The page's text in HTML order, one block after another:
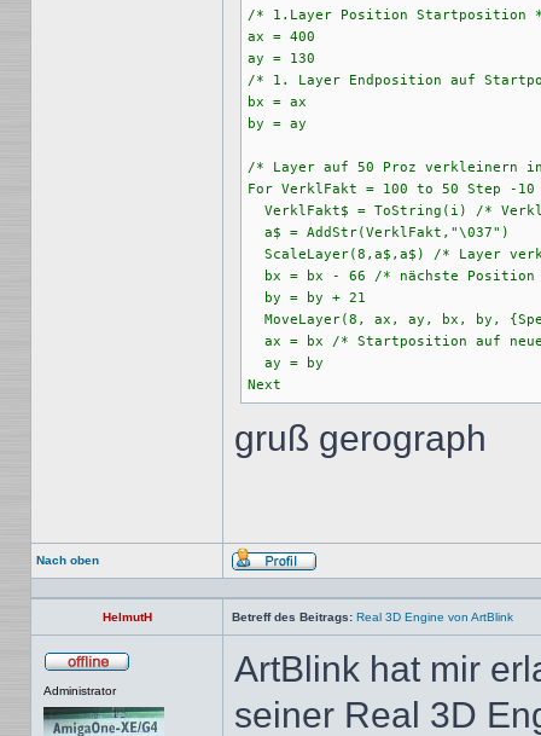
/* 1.Layer Position
ax = 400
ay = 130
/* 1. Layer Endposition auf
bx = ax
by = ay
/* Layer auf 50 Proz verkleinern
For VerklFakt = 100 to 50 Step -
VerklFakt$ = ToString(i) /*
a$ = AddStr(VerklFakt,"\037")
ScaleLayer(8,a$,a$) /* Layer
bx = bx - 66 /* nächste
  by = by + 21
MoveLayer(8, ax, ay, bx, by,
ax = bx /* Startposition auf
  ay = by
gruß gerograph
Nach oben
Profil
HelmutH Betreff des Beitrags: Real 3D Engine von ArtBlink
Administrator
ArtBlink hat mir
seiner Real 3D